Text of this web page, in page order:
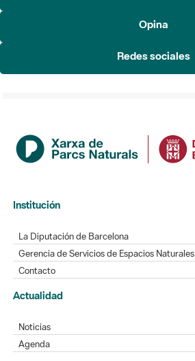
Opina
Redes sociales
Institución
La Diputación de Barcelona
Gerencia de Servicios de Espacios Naturales
Contacto
Actualidad
Noticias
Agenda